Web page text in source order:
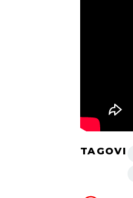
TAGOVI